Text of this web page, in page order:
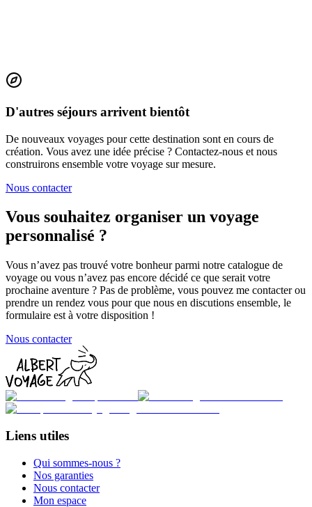
D'autres séjours arrivent bientôt
De nouveaux voyages pour cette destination sont en cours de
création. Vous avez une idée précise ? Contactez-nous et nous
construirons ensemble votre voyage sur mesure.
Nous contacter
Vous souhaitez organiser un voyage
personnalisé ?
Vous n’avez pas trouvé votre bonheur parmi notre catalogue de
voyage ou vous n’avez pas encore décidé ce que serait votre
prochaine aventure ? Pas de problème, vous pouvez me contacter ou
prendre un rendez vous pour que nous en discutions ensemble, le
formulaire est à votre disposition !
Nous contacter
Liens utiles
Qui sommes-nous ?
Nos garanties
Nous contacter
Mon espace